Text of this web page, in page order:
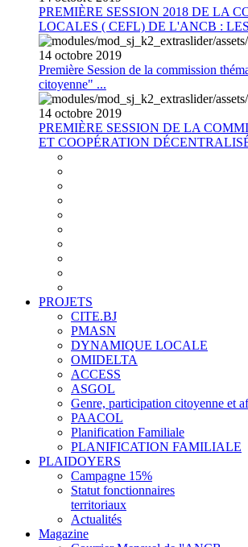
PREMIÈRE SESSION 2018 DE LA
LOCALES ( CEFL) DE L'ANCB :
14 octobre 2019
Première Session de la commission
citoyenne" ...
14 octobre 2019
PREMIÈRE SESSION DE LA
ET COOPÉRATION
PROJETS
CITE.BJ
PMASN
DYNAMIQUE LOCALE
OMIDELTA
ACCESS
ASGOL
Genre, participation citoyenne et
PAACOL
Planification Familiale
PLANIFICATION FAMILIALE
PLAIDOYERS
Campagne 15%
Statut fonctionnaires
territoriaux
Actualités
Magazine